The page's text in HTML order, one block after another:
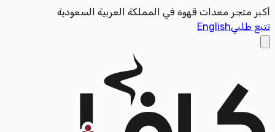
أكبر متجر معدات قهوة في المملكة العربية السعودية
تتبع طلبيEnglish